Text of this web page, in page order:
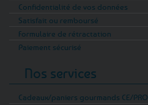
Confidentialité de vos données
Satisfait ou remboursé
Formulaire de rétractation
Paiement sécurisé
Nos services
Cadeaux/paniers gourmands CE/PRO